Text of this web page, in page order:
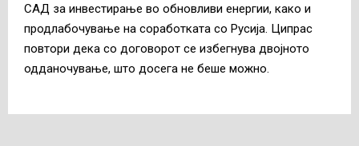
САД за инвестирање во обновливи енергии, како и
продлабочување на соработката со Русија. Ципрас
повтори дека со договорот се избегнува двојното
одданочување, што досега не беше можно.